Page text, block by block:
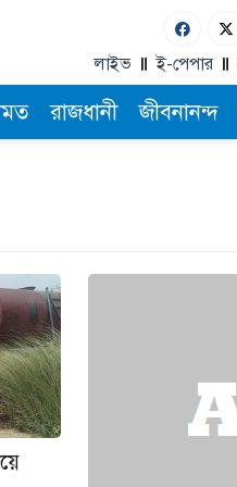
লাইভ ই-পেপার
রাজধানী জীবনানন্দ